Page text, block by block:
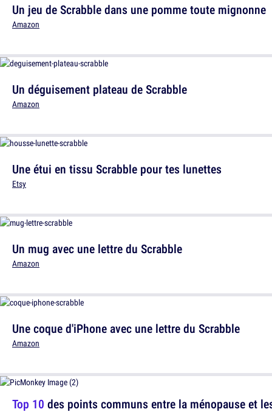
Un jeu de Scrabble dans une pomme toute mignonne
Amazon
Une étui en tissu Scrabble pour tes lunettes
Etsy
Une coque d'iPhone avec une lettre du Scrabble
Amazon
Un déguisement plateau de Scrabble
Amazon
Un mug avec une lettre du Scrabble
Amazon
Top 10 des points communs entre la ménopause et